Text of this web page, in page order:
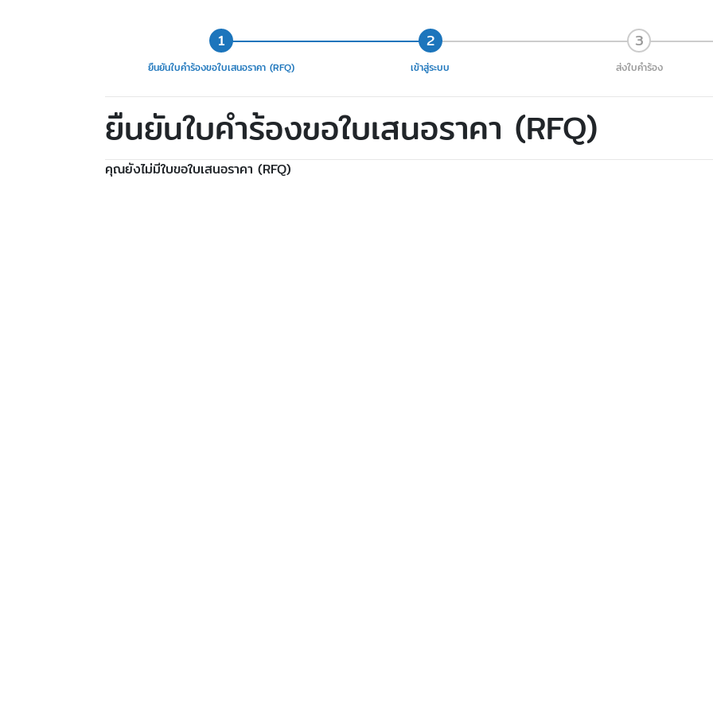
ยืนยันใบคำร้องขอใบเสนอราคา (RFQ) เข้าสู่ระบบ ส่งใบคำร้อง
ยืนยันใบคำร้องขอใบเสนอราคา (RFQ)
คุณยังไม่มีใบขอใบเสนอราคา (RFQ)